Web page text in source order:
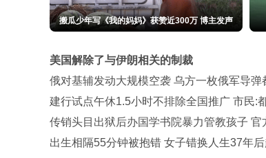
搬瓜少年写《我的妈妈》获赞近300万 博主发声
美国解除了与伊朗相关的制裁
俄对基辅发动大规模空袭 乌方一枚俄军导弹
建行试点午休1.5小时不排除全国推广 市民:
传销头目出狱后办国学书院暴力管教孩子 官
出生相隔55分钟被抱错 女子错换人生37年